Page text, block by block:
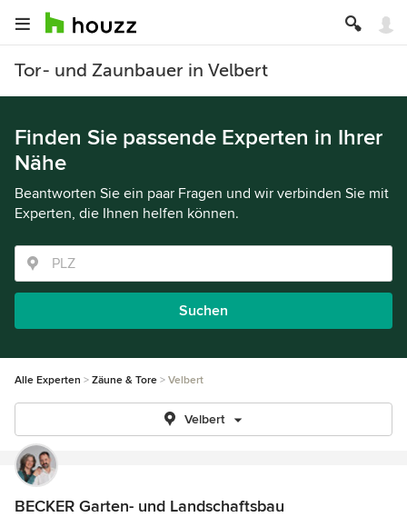
Tor- und Zaunbauer in Velbert
Finden Sie passende Experten in Ihrer
Nähe
Beantworten Sie ein paar Fragen und wir verbinden Sie mit
Experten, die Ihnen helfen können.
Suchen
Alle Experten Zäune & Tore Velbert
Velbert
BECKER Garten- und Landschaftsbau